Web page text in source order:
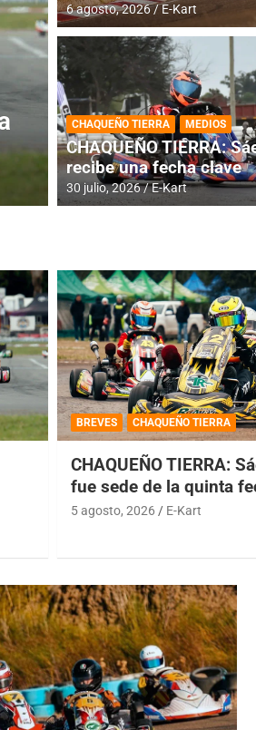
DESTACADA INFORME CENTRAL
RMC BUENOS
histórica en
4 agosto, 2026 E-Kart
6 agosto, 2026 E-Kart
CHAQUEÑO TIERRA MEDIOS
CHAQUEÑO TIERRA:
recibe una fecha clave
30 julio, 2026 E-Kart
BREVES CHAQUEÑO TIERRA
CHAQUEÑO TIERRA:
fue sede de la quinta
5 agosto, 2026 E-Kart